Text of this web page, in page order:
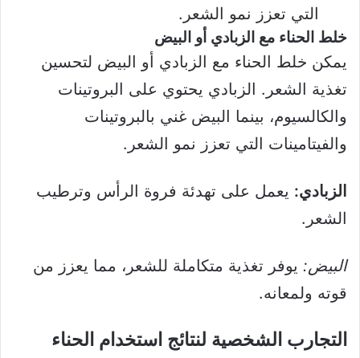
التي تعزز نمو الشعر.
خلط الحناء مع الزبادي أو البيض
يمكن خلط الحناء مع الزبادي أو البيض لتحسين
تغذية الشعر. الزبادي يحتوي على البروتينات
والكالسيوم، بينما البيض غني بالبروتينات
والفيتامينات التي تعزز نمو الشعر.
الزبادي: يعمل على تهدئة فروة الرأس وترطيب
الشعر.
البيض: يوفر تغذية متكاملة للشعر، مما يعزز من
قوته ولمعانه.
التجارب الشخصية لنتائج استخدام الحناء